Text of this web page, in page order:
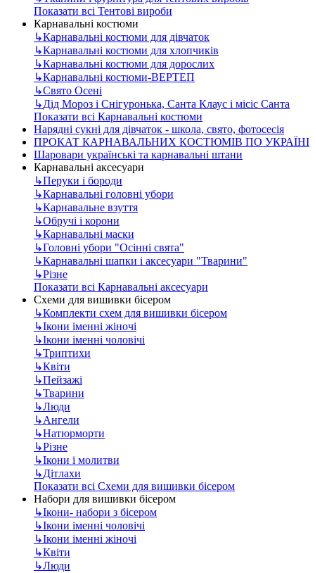
Показати всі Тентові вироби
Карнавальні костюми
↳Карнавальні костюми для дівчаток
↳Карнавальні костюми для хлопчиків
↳Карнавальні костюми для дорослих
↳Карнавальні костюми-ВЕРТЕП
↳Свято Осені
↳Дід Мороз і Снігуронька, Санта Клаус і місіс Санта
Показати всі Карнавальні костюми
Нарядні сукні для дівчаток - школа, свято, фотосесія
ПРОКАТ КАРНАВАЛЬНИХ КОСТЮМІВ ПО УКРАЇНІ
Шаровари українські та карнавальні штани
Карнавальні аксесуари
↳Перуки і бороди
↳Карнавальні головні убори
↳Карнавальне взуття
↳Обручі і корони
↳Карнавальні маски
↳Головні убори "Осінні свята"
↳Карнавальні шапки і аксесуари "Тварини"
↳Різне
Показати всі Карнавальні аксесуари
Схеми для вишивки бісером
↳Комплекти схем для вишивки бісером
↳Ікони іменні жіночі
↳Ікони іменні чоловічі
↳Триптихи
↳Квіти
↳Пейзажі
↳Тварини
↳Люди
↳Ангели
↳Натюрморти
↳Різне
↳Ікони і молитви
↳Дітлахи
Показати всі Схеми для вишивки бісером
Набори для вишивки бісером
↳Ікони- набори з бісером
↳Ікони іменні чоловічі
↳Ікони іменні жіночі
↳Квіти
↳Люди